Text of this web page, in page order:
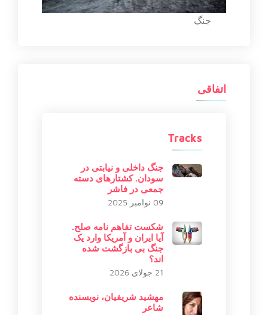
جنگ
اتفاقی
Tracks
جنگ داخلی و نیابتی در
سودان. کشتارهای دسته
جمعی در فاشر
09 نوامبر 2025
شکست تفاهم نامه صلح.
آیا ایران و آمریکا وارد یک
جنگ بی بازگشت شده
اند؟
21 جولای 2026
مهشید شریفیان، نویسنده
شاعر